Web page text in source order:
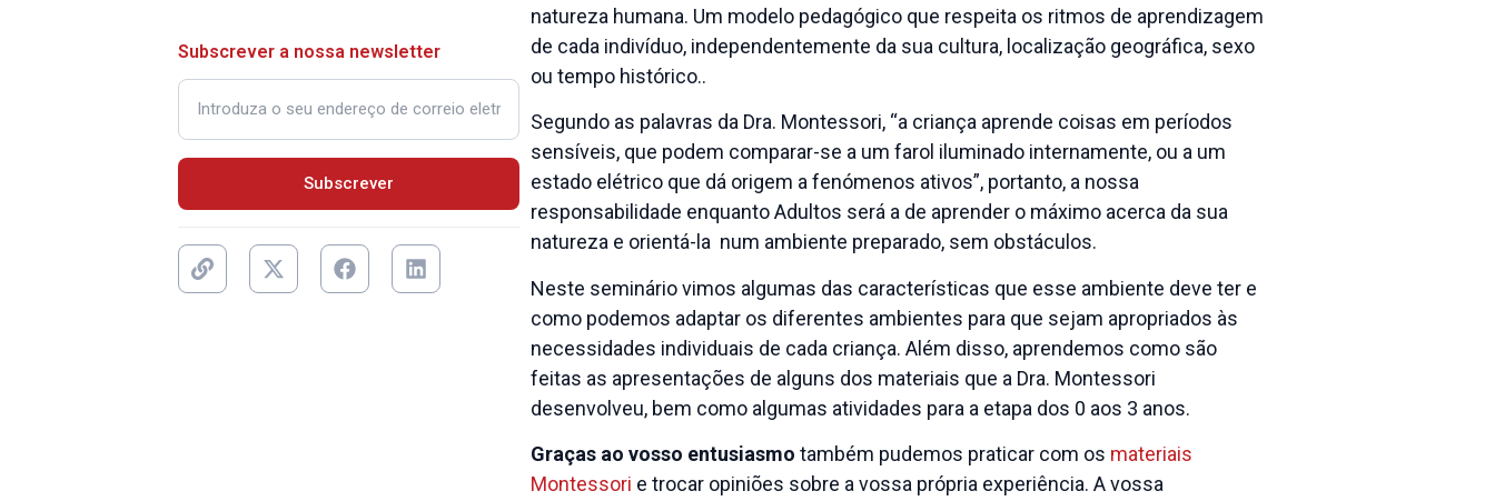
Subscrever a nossa newsletter
Subscrever
natureza humana. Um modelo pedagógico que respeita os ritmos de aprendizagem
de cada indivíduo, independentemente da sua cultura, localização geográfica, sexo
ou tempo histórico..
Segundo as palavras da Dra. Montessori, “a criança aprende coisas em períodos
sensíveis, que podem comparar-se a um farol iluminado internamente, ou a um
estado elétrico que dá origem a fenómenos ativos”, portanto, a nossa
responsabilidade enquanto Adultos será a de aprender o máximo acerca da sua
natureza e orientá-la num ambiente preparado, sem obstáculos.
Neste seminário vimos algumas das características que esse ambiente deve ter e
como podemos adaptar os diferentes ambientes para que sejam apropriados às
necessidades individuais de cada criança. Além disso, aprendemos como são
feitas as apresentações de alguns dos materiais que a Dra. Montessori
desenvolveu, bem como algumas atividades para a etapa dos 0 aos 3 anos.
Graças ao vosso entusiasmo também pudemos praticar com os materiais
Montessori e trocar opiniões sobre a vossa própria experiência. A vossa